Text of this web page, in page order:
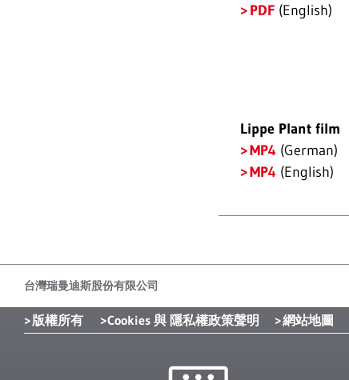
PDF(English)
Lippe Plant film
MP4 (German)
MP4 (English)
台灣瑞曼迪斯股份有限公司
版權所有 Cookies 與 隱私權政策聲明 網站地圖